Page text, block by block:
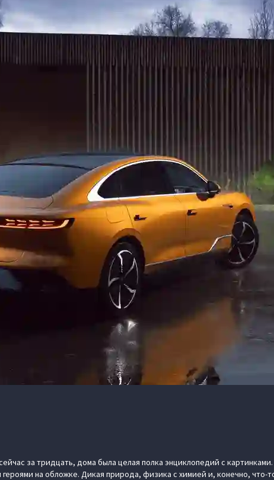
за тридцать, дома была целая полка энциклопедий с
на обложке. Дикая природа, физика с химией и, конечно, что-